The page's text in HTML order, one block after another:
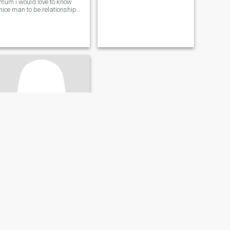
mum i would love to know
nice man to be relationship